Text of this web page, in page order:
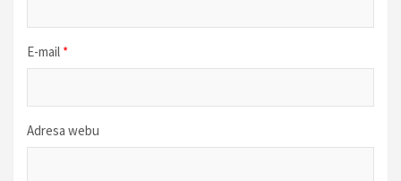
E-mail *
Adresa webu